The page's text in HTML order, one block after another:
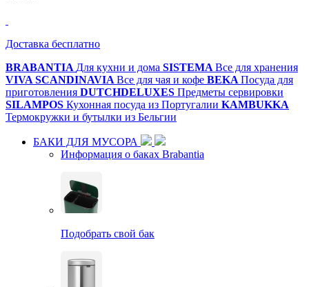
Доставка бесплатно
BRABANTIA Для кухни и дома SISTEMA Все для хранения
VIVA SCANDINAVIA Все для чая и кофе BEKA Посуда для
приготовления DUTCHDELUXES Предметы сервировки
SILAMPOS Кухонная посуда из Португалии KAMBUKKA
Термокружки и бутылки из Бельгии
БАКИ ДЛЯ МУСОРА
Информация о баках Brabantia
Подобрать свой бак